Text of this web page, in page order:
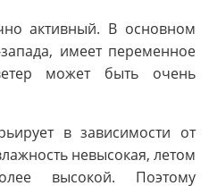
активный. В основном
имеет переменное
может быть очень
в зависимости от
невысокая, летом
высокой. Поэтому